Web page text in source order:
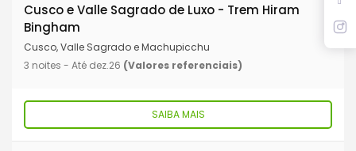
Cusco e Valle Sagrado de Luxo - Trem Hiram
Bingham
Cusco, Valle Sagrado e Machupicchu
3 noites - Até dez.26 (Valores referenciais)
SAIBA MAIS